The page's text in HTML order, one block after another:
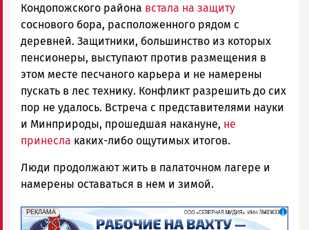
Кондопожского района встала на защиту
соснового бора, расположенного рядом с
деревней. Защитники, большинство из которых
пенсионеры, выступают против размещения в
этом месте песчаного карьера и не намерены
пускать в лес технику. Конфликт разрешить до сих
пор не удалось. Встреча с представителями науки
и Минприроды, прошедшая накануне, не
принесла каких-либо ощутимых итогов.
Люди продолжают жить в палаточном лагере и
намерены оставаться в нем и зимой.
erid: 2SDnjf467GP
РЕКЛАМА
Реклама